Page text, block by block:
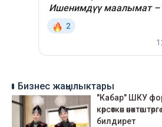
Бизнес жаңылыктары
"Кабар" ШКУ
көрсөткөн
билдирет